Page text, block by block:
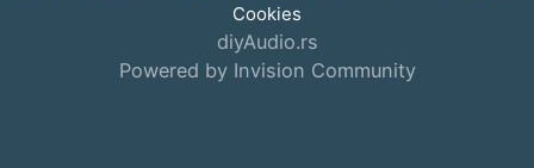
Cookies
diyAudio.rs
Powered by Invision Community